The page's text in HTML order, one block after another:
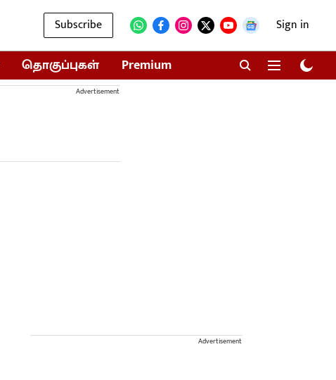
Subscribe Sign in
தொகுப்புகள் Premium
Advertisement
Advertisement